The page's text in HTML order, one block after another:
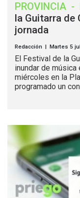
PROVINCIA -
la Guitarra de
jornada
Redacción | Martes 5
El Festival de la
inundar de
miércoles en la
programado un